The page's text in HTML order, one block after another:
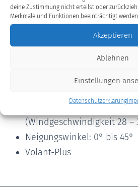
deine Zustimmung nicht erteilst oder
Merkmale und Funktionen beeinträchtigt werden.
Akzeptieren
Ablehnen
Einstellungen
Datenschutzerklärung
Breite: 250 – 700 cm oder
mit Schlitztuch bis 2100 cm
Ausfall: 150/200/250/300/
Antrieb: Kegelradgetriebe
alternativ mit Elektro oder
Belastbarkeit/Windklasse:
(Windgeschwindigkeit 28 –
Neigungswinkel: 0° bis 45°
Volant-Plus